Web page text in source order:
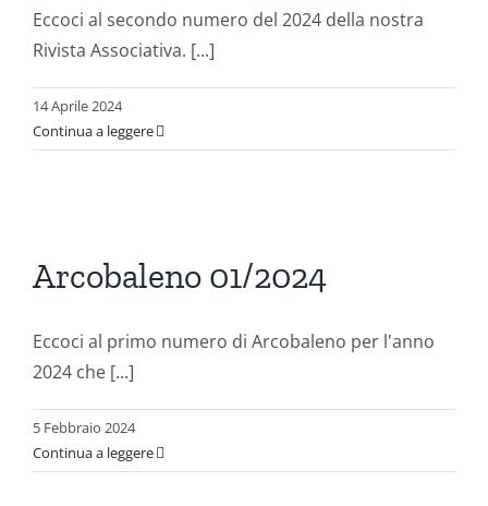
Eccoci al secondo numero del 2024 della nostra
Rivista Associativa. [...]
14 Aprile 2024
Continua a leggere
Arcobaleno 01/2024
Eccoci al primo numero di Arcobaleno per l'anno
2024 che [...]
5 Febbraio 2024
Continua a leggere